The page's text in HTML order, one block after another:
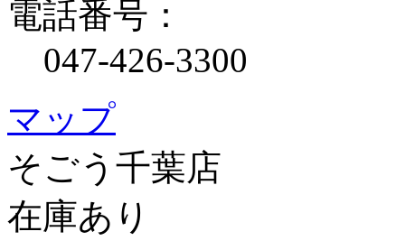
電話番号：
047-426-3300
マップ
そごう千葉店
在庫あり